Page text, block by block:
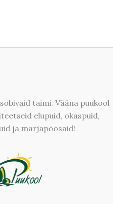
taimi. Vääna puukool
elupuid, okaspuid,
ja marjapõõsaid!